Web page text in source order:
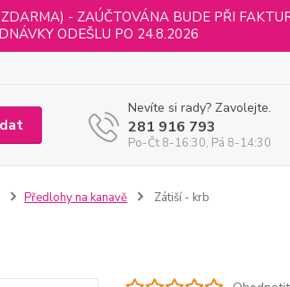
- ZAÚČTOVÁNA BUDE PŘI
ODEŠLU PO 24.8.2026
Nevíte si rady? Zavolejte.
281 916 793
Po-Čt 8-16:30, Pá 8-14:30
Předlohy na kanavě Zátiší - krb